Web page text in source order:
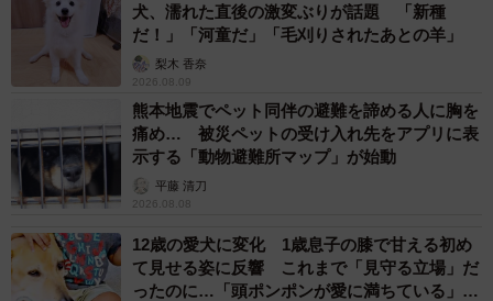
犬、濡れた直後の激変ぶりが話題 「新種
だ！」「河童だ」「毛刈りされたあとの羊」
梨木 香奈
2026.08.09
熊本地震でペット同伴の避難を諦める人に胸を
痛め… 被災ペットの受け入れ先をアプリに表
示する「動物避難所マップ」が始動
平藤 清刀
2026.08.08
12歳の愛犬に変化 1歳息子の膝で甘える初め
て見せる姿に反響 これまで「見守る立場」だ
ったのに…「頭ポンポンが愛に満ちている」